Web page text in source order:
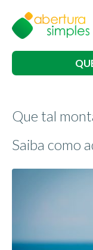
Que tal
Saiba como